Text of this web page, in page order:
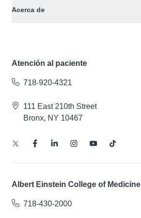
Acerca de
Atención al paciente
718-920-4321
111 East 210th Street
Bronx, NY 10467
Albert Einstein College of Medicine
718-430-2000